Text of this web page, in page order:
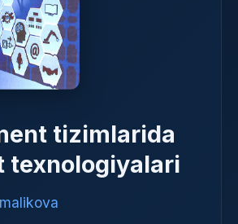
tizimlarida
texnologiyalari